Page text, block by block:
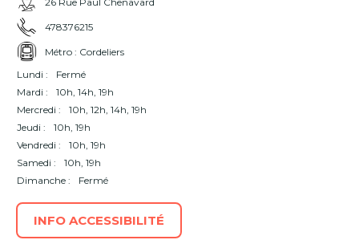
478376215
Métro : Cordeliers
Lundi :
Fermé
Mardi :
10h, 14h, 19h
Mercredi :
10h, 12h, 14h, 19h
Jeudi :
10h, 19h
Vendredi :
10h, 19h
Samedi :
10h, 19h
Dimanche :
Fermé
INFO ACCESSIBILITÉ